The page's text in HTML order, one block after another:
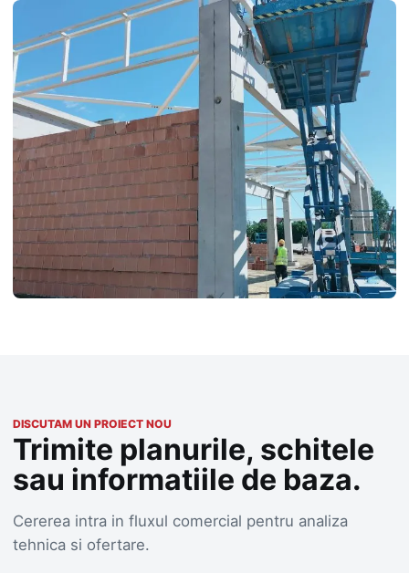
DISCUTAM UN PROIECT NOU
Trimite planurile, schitele
sau informatiile de baza.
Cererea intra in fluxul comercial pentru analiza
tehnica si ofertare.